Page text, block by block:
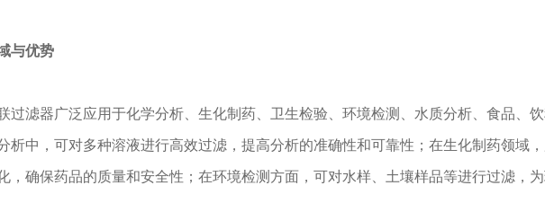
与优势
滤器广泛应用于化学分析、生化制药、卫生检验、环境检测、水质分析、食品、
析中，可对多种溶液进行高效过滤，提高分析的准确性和可靠性；在生化制药领域
，确保药品的质量和安全性；在环境检测方面，可对水样、土壤样品等进行过滤，为